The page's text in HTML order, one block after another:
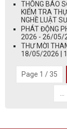
THÔNG BÁO
KIỂM TRA
NGHỀ LUẬT
PHÁT ĐỘNG
2026 - 26/05/
THƯ MỜI
18/05/2026 |
Page 1 / 35
...